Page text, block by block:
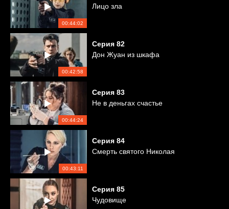
00:44:02
Лицо зла
00:42:58
Серия 82
Дон Жуан из шкафа
00:44:24
Серия 83
Не в деньгах счастье
00:43:11
Серия 84
Смерть святого Николая
Серия 85
Чудовище